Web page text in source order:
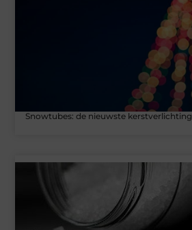
Snowtubes: de nieuwste kerstverlichting